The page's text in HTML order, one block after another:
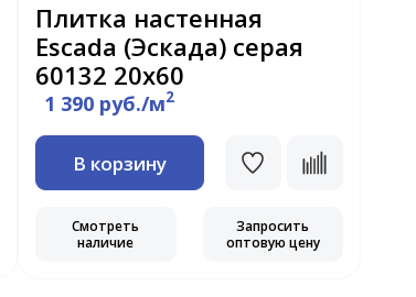
Плитка настенная
Escada (Эскада) серая
60132 20х60
1 390 руб./м2
В корзину
Смотреть
наличие
Запросить
оптовую цену